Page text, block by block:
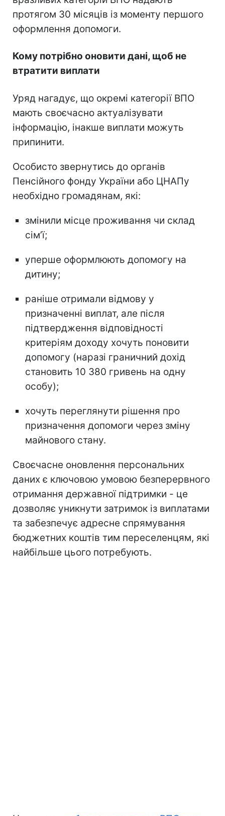
протягом 30 місяців із моменту першого
оформлення допомоги.
Кому потрібно оновити дані, щоб не
втратити виплати
Уряд нагадує, що окремі категорії ВПО
мають своєчасно актуалізувати
інформацію, інакше виплати можуть
припинити.
Особисто звернутись до органів
Пенсійного фонду України або ЦНАПу
необхідно громадянам, які:
змінили місце проживання чи склад
сімʼї;
уперше оформлюють допомогу на
дитину;
раніше отримали відмову у
призначенні виплат, але після
підтвердження відповідності
критеріям доходу хочуть поновити
допомогу (наразі граничний дохід
становить 10 380 гривень на одну
особу);
хочуть переглянути рішення про
призначення допомоги через зміну
майнового стану.
Своєчасне оновлення персональних
даних є ключовою умовою безперервного
отримання державної підтримки - це
дозволяє уникнути затримок із виплатами
та забезпечує адресне спрямування
бюджетних коштів тим переселенцям, які
найбільше цього потребують.